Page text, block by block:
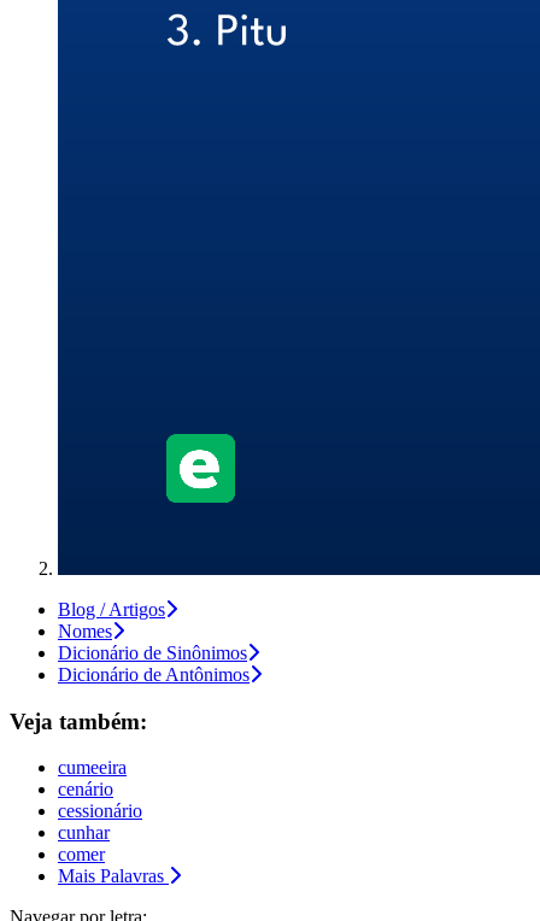
Blog / Artigos
Nomes
Dicionário de Sinônimos
Dicionário de Antônimos
Veja também:
cumeeira
cenário
cessionário
cunhar
comer
Mais Palavras